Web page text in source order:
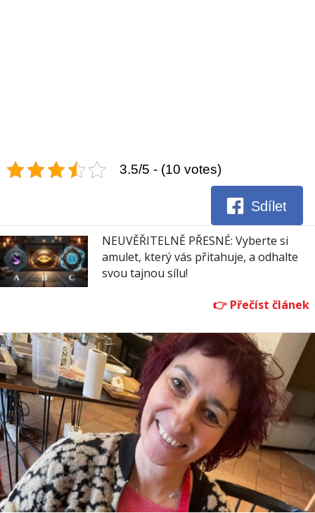
3.5/5 - (10 votes)
Sdílet
NEUVĚŘITELNĚ PŘESNÉ: Vyberte si
amulet, který vás přitahuje, a odhalte
svou tajnou sílu!